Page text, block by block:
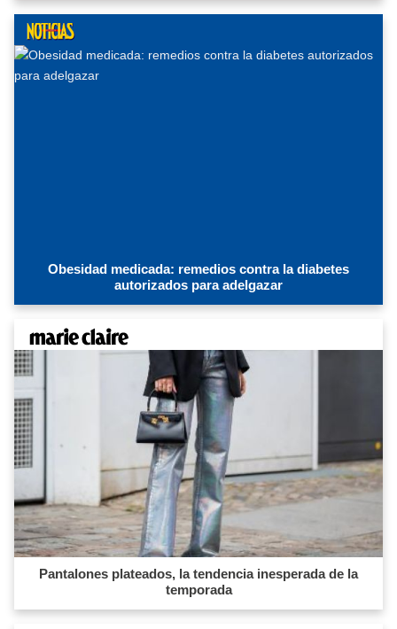
Obesidad medicada: remedios contra la diabetes
autorizados para adelgazar
Pantalones plateados, la tendencia inesperada de la
temporada